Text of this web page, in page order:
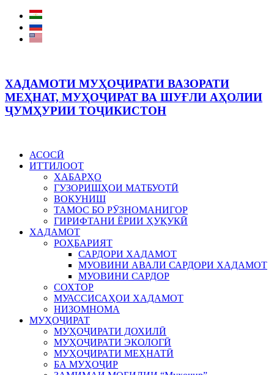
ХАДАМОТИ МУҲОҶИРАТИ ВАЗОРАТИ
МЕҲНАТ, МУҲОҶИРАТ ВА ШУҒЛИ АҲОЛИИ
ҶУМҲУРИИ ТОҶИКИСТОН
АСОСӢ
ИТТИЛООТ
ХАБАРҲО
ГУЗОРИШҲОИ МАТБУОТӢ
ВОКУНИШ
ТАМОС БО РӮЗНОМАНИГОР
ГИРИФТАНИ ЁРИИ ҲУҚУҚӢ
ХАДАМОТ
РОҲБАРИЯТ
САРДОРИ ХАДАМОТ
МУОВИНИ АВАЛИ САРДОРИ ХАДАМОТ
МУОВИНИ САРДОР
СОХТОР
МУАССИСАҲОИ ХАДАМОТ
НИЗОМНОМА
МУҲОҶИРАТ
МУҲОҶИРАТИ ДОХИЛӢ
МУҲОҶИРАТИ ЭКОЛОГӢ
МУҲОҶИРАТИ МЕҲНАТӢ
БА МУҲОҶИР